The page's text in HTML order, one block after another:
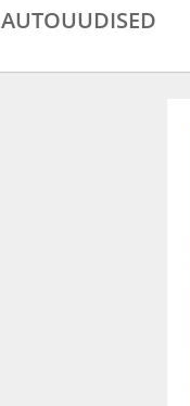
AUTOUUDISED